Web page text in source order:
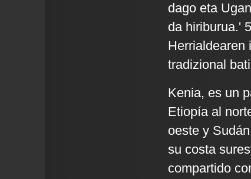
dago eta
da hiriburua.'
Herrialdearen
tradizional
Kenia, es un
Etiopía al
oeste y
su costa
compartido